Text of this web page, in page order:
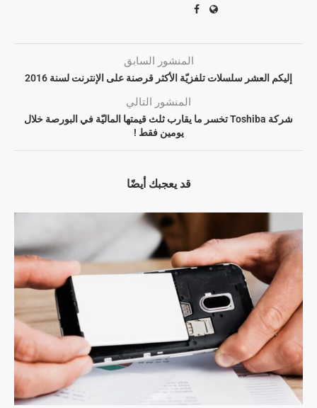
المنشور السابق
إليكم العشر سلسلات تلفزيّة الأكثر قرصنة على الإنترنت لسنة 2016
المنشور التالي
شركة Toshiba تخسر ما يقارب ثلث قيمتها الماليّة في البورصة خلال
يومين فقط !
قد يعجبك أيضًا